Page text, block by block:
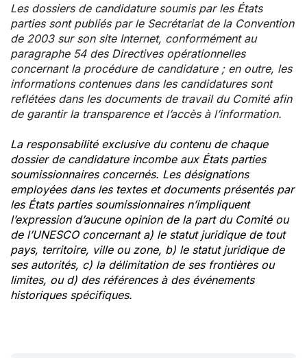
Les dossiers de candidature soumis par les États
parties sont publiés par le Secrétariat de la Convention
de 2003 sur son site Internet, conformément au
paragraphe 54 des Directives opérationnelles
concernant la procédure de candidature ; en outre, les
informations contenues dans les candidatures sont
reflétées dans les documents de travail du Comité afin
de garantir la transparence et l’accès à l’information.
La responsabilité exclusive du contenu de chaque
dossier de candidature incombe aux États parties
soumissionnaires concernés. Les désignations
employées dans les textes et documents présentés par
les États parties soumissionnaires n’impliquent
l’expression d’aucune opinion de la part du Comité ou
de l’UNESCO concernant a) le statut juridique de tout
pays, territoire, ville ou zone, b) le statut juridique de
ses autorités, c) la délimitation de ses frontières ou
limites, ou d) des références à des événements
historiques spécifiques.